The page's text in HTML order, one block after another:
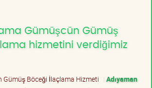
Gümüşcün Gümüş
hizmetini verdiğimiz
Gümüş Böceği İlaçlama Hizmeti | Adıyaman